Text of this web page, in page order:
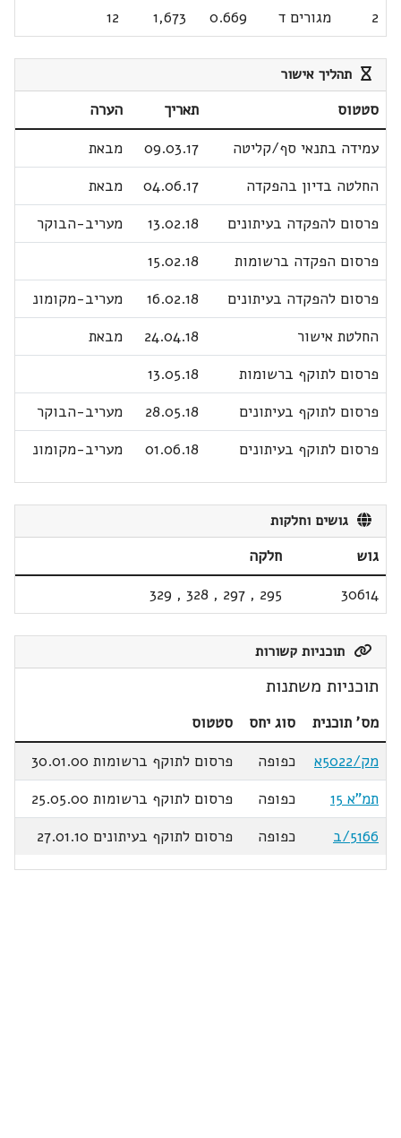
2
מגורים ד 0.669
1,673
12
תהליך אישור
סטטוס תאריך
הערה
עמידה בתנאי סף/קליטה
09.03.17
מבאת
החלטה בדיון בהפקדה
04.06.17
מבאת
פרסום להפקדה בעיתונים
13.02.18
מעריב-הבוקר
פרסום הפקדה ברשומות
15.02.18
פרסום להפקדה בעיתונים
16.02.18
מעריב-מקומונ
החלטת אישור
24.04.18
מבאת
פרסום לתוקף ברשומות
13.05.18
פרסום לתוקף בעיתונים
28.05.18
מעריב-הבוקר
פרסום לתוקף בעיתונים
01.06.18 מעריב-מקומונ
גושים וחלקות
גוש
חלקה
30614
295
,
297
,
328
,
329
תוכניות קשורות
תוכניות משתנות
מס' תוכנית סוג יחס
סטטוס
מק/5022א
כפופה
פרסום לתוקף ברשומות 30.01.00
תמ"א 15
כפופה
פרסום לתוקף ברשומות 25.05.00
5166/ב
כפופה פרסום לתוקף בעיתונים 27.01.10